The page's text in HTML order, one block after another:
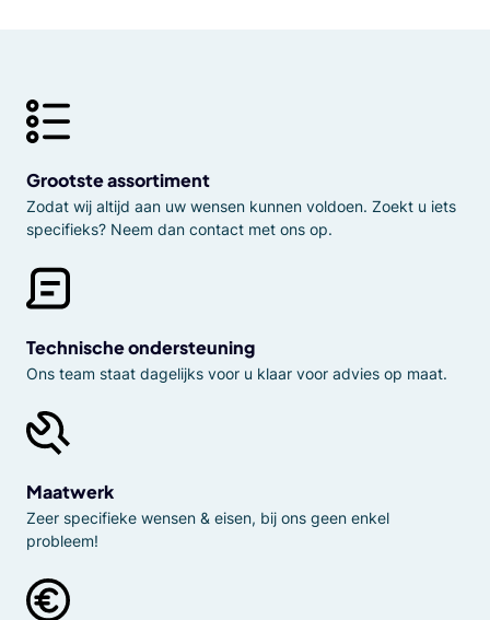
Grootste assortiment
Zodat wij altijd aan uw wensen kunnen voldoen. Zoekt u iets
specifieks? Neem dan contact met ons op.
Technische ondersteuning
Ons team staat dagelijks voor u klaar voor advies op maat.
Maatwerk
Zeer specifieke wensen & eisen, bij ons geen enkel
probleem!